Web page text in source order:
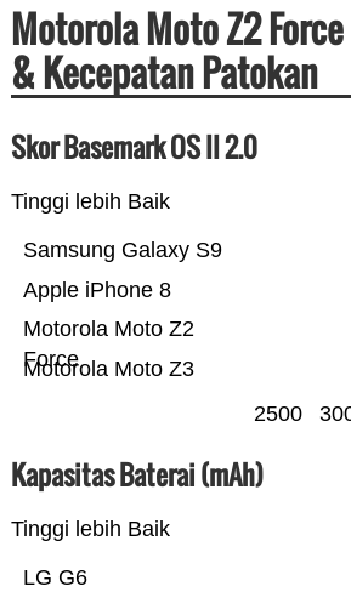
Motorola Moto Z2
& Kecepatan Patokan
Skor Basemark OS II 2.0
Tinggi lebih Baik
Motorola Moto Z3
Motorola Moto Z2
Force
Apple iPhone 8
Samsung Galaxy S9
2500
Kapasitas Baterai (mAh)
Tinggi lebih Baik
LG G6